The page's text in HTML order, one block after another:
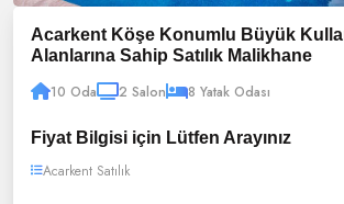
Acarkent Köşe Konumlu Büyük
Alanlarına Sahip Satılık Malikhane
10 Oda 2 Salon 8 Yatak Odası
Fiyat Bilgisi için Lütfen Arayınız
Acarkent Satılık